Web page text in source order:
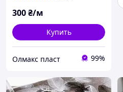
300₴/м
Купить
Олмакс пласт 99%